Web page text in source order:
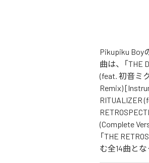
Pikupiku Boy
曲は、「THE
(feat. 初音ミ
Remix)
RITUALIZER
(Complete
「THE
む全14曲とな